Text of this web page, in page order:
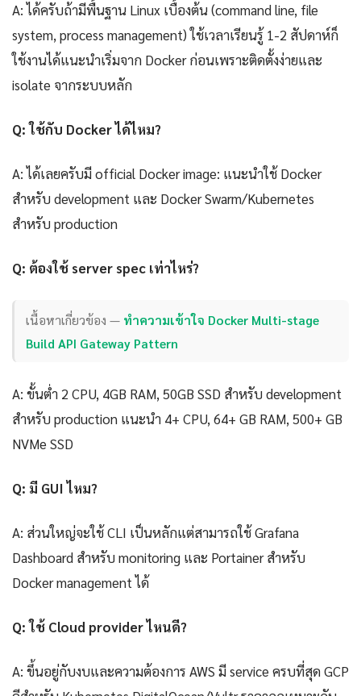
A: ได้ครับถ้ามีพื้นฐาน Linux เบื้องต้น (command line, file
system, process management) ใช้เวลาเรียนรู้ 1-2 สัปดาห์ก็
ใช้งานได้แนะนำเริ่มจาก Docker ก่อนเพราะติดตั้งง่ายและ
isolate จากระบบหลัก
Q: ใช้กับ Docker ได้ไหม?
A: ได้เลยครับมี official Docker image: แนะนำใช้ Docker
สำหรับ development และ Docker Swarm/Kubernetes
สำหรับ production
Q: ต้องใช้ server spec เท่าไหร่?
เนื้อหาเกี่ยวข้อง — ทำความเข้าใจ Docker Multi-stage
Build API Gateway Pattern
A: ขั้นต่ำ 2 CPU, 4GB RAM, 50GB SSD สำหรับ development
สำหรับ production แนะนำ 4+ CPU, 64+ GB RAM, 500+ GB
NVMe SSD
Q: มี GUI ไหม?
A: ส่วนใหญ่จะใช้ CLI เป็นหลักแต่สามารถใช้ Grafana
Dashboard สำหรับ monitoring และ Portainer สำหรับ
Docker management ได้
Q: ใช้ Cloud provider ไหนดี?
A: ขึ้นอยู่กับงบและความต้องการ AWS มี service ครบที่สุด GCP